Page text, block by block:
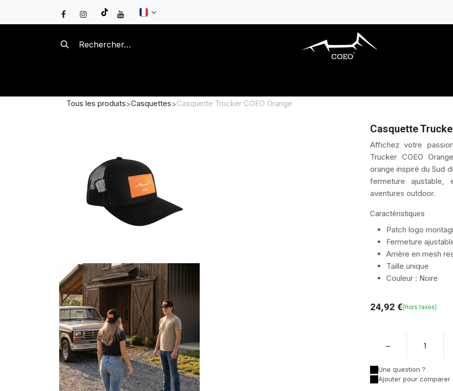
Tous les produits Casquettes Casquette Trucker COEO Orange
Casquette
Affichez votre
Trucker COEO
orange inspiré du Sud
fermeture
aventures outdoor.
Caractéristiques
Patch logo
Fermeture
Arrière en mesh
Taille unique
Couleur : Noire
24,92 €(Hors taxes)
Ajouter pour comparer
Une question ?